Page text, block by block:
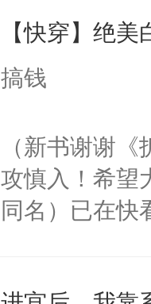
来，给老公
用力——为你
【快穿】绝
搞钱
（新书谢谢
攻慎入！希望
同名）已在快